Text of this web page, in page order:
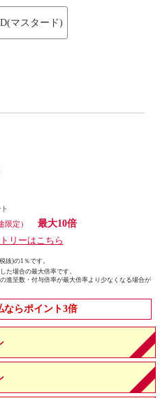
マスタード)
限定）
最大10倍
リーはこちら
抜)の1％です。
た場合の最大倍率です。
進呈数・付与倍率が最大倍率より少なくなる場合が
ならポイント3倍